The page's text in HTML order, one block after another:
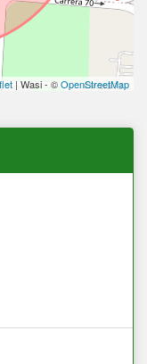
| Wasi - ©OpenStreetMap